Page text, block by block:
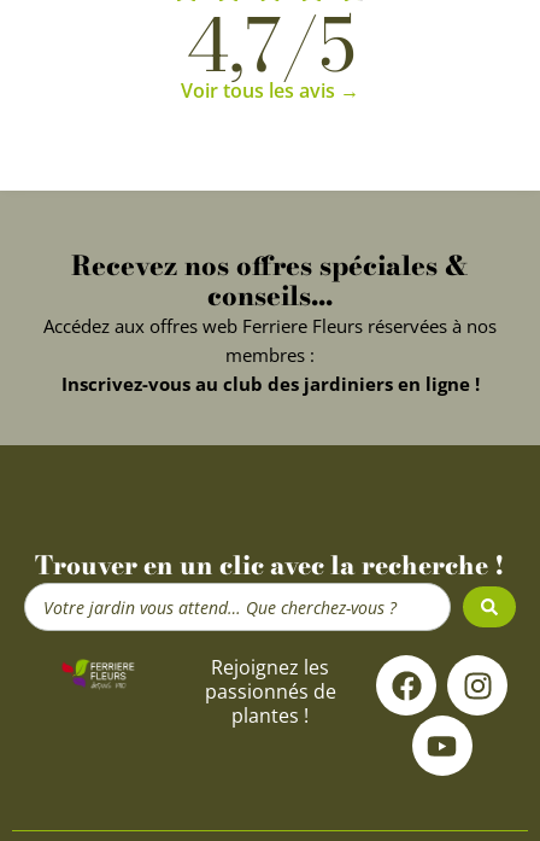
4,7/5
Voir tous les avis →
Recevez nos offres spéciales &
conseils...
Accédez aux offres web Ferriere Fleurs réservées à nos
membres :
Inscrivez-vous au club des jardiniers en ligne !
Trouver en un clic avec la recherche !
Search
...
Rejoignez les
passionnés de
plantes !
F
a
c
e
o
I
n
s
g
Y
o
u
t
u
b